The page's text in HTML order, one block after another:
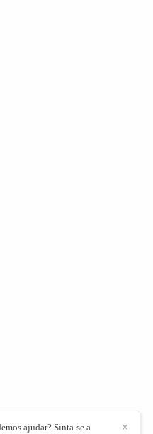
✕
ajudar? Sinta-se a